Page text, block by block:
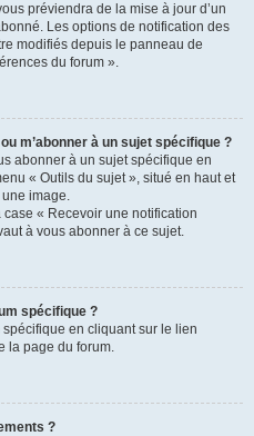
préviendra de la mise à jour d’un
Les options de notification des
modifiés depuis le panneau de
du forum ».
m’abonner à un sujet spécifique ?
abonner à un sujet spécifique en
« Outils du sujet », situé en haut et
image.
« Recevoir une notification
à vous abonner à ce sujet.
spécifique ?
en cliquant sur le lien
la page du forum.
?